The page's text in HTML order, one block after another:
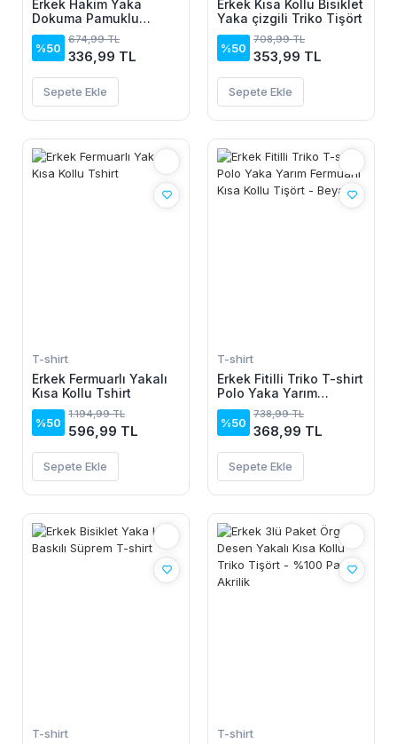
Erkek Hakim Yaka
Dokuma Pamuklu
Kumaş Kısa Kollu Tişört
%50
674,99 TL
336,99 TL
Sepete Ekle
Erkek Kısa Kollu Bisiklet
Yaka çizgili Triko Tişört
%50
708,99 TL
353,99 TL
Sepete Ekle
T-shirt
Erkek Fermuarlı Yakalı
Kısa Kollu Tshirt
%50
1.194,99 TL
596,99 TL
Sepete Ekle
T-shirt
Erkek Fitilli Triko T-shirt
Polo Yaka Yarım
Fermuarlı Kısa Kollu
Tişört - Beyaz
%50
738,99 TL
368,99 TL
Sepete Ekle
T-shirt T-shirt